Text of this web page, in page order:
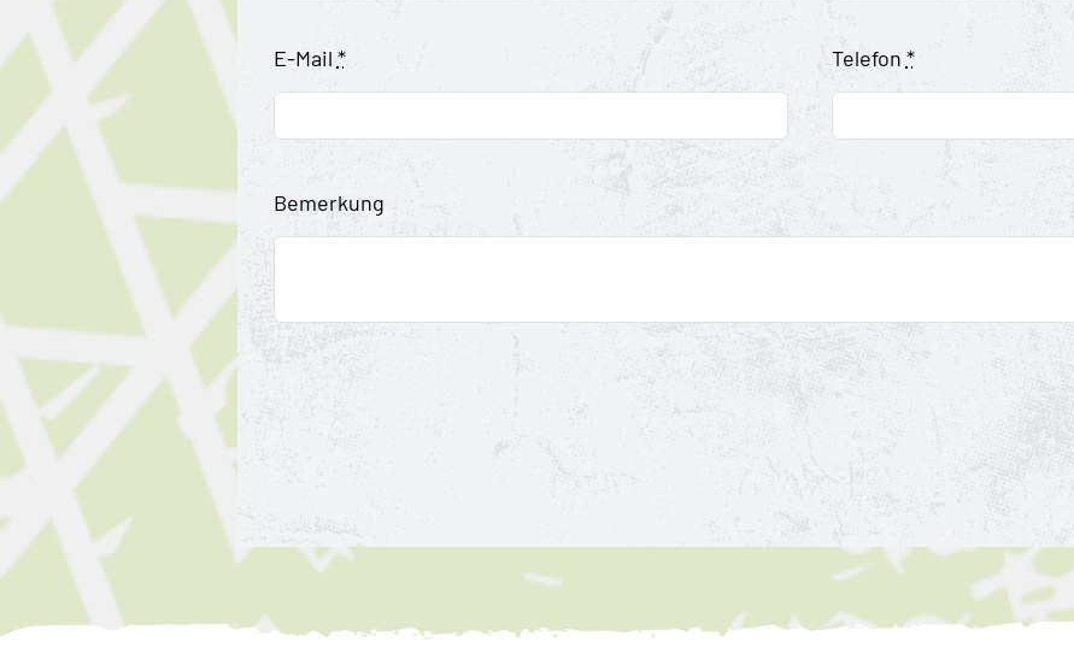
E-Mail * Telefon *
Bemerkung